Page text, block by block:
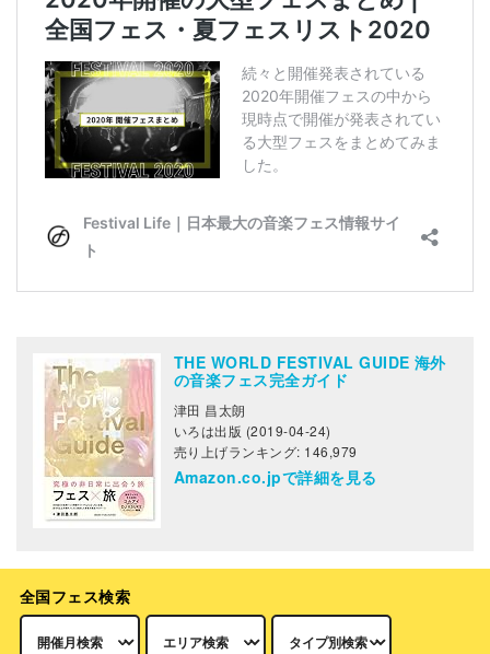
THE WORLD FESTIVAL GUIDE 海外
の音楽フェス完全ガイド
津田 昌太朗
いろは出版 (2019-04-24)
売り上げランキング: 146,979
Amazon.co.jpで詳細を見る
全国フェス検索